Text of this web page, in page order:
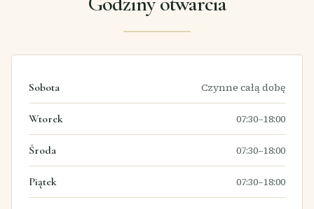
Sobota Czynne całą dobę
Wtorek 07:30–18:00
Środa 07:30–18:00
Piątek 07:30–18:00